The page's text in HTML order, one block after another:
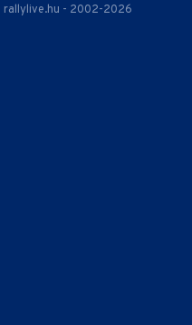
rallylive.hu - 2002-2026